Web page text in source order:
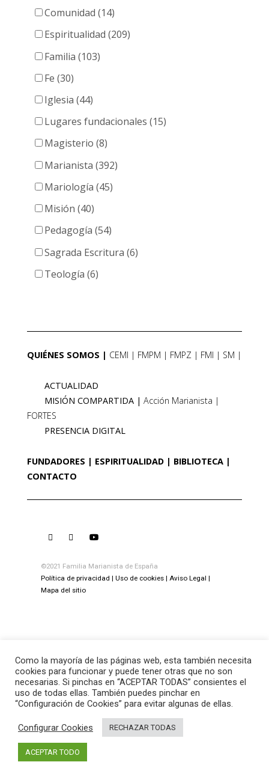
Comunidad (14)
Espiritualidad (209)
Familia (103)
Fe (30)
Iglesia (44)
Lugares fundacionales (15)
Magisterio (8)
Marianista (392)
Mariología (45)
Misión (40)
Pedagogía (54)
Sagrada Escritura (6)
Teología (6)
QUIÉNES SOMOS CEMI FMPM FMPZ FMI SM
ACTUALIDAD
MISIÓN COMPARTIDA
Acción Marianista
FORTES
PRESENCIA DIGITAL
FUNDADORES ESPIRITUALIDAD
BIBLIOTECA
CONTACTO
©2021 Familia Marianista de España
Política de privacidad
Uso de cookies
Aviso Legal
Mapa del sitio
Como la mayoría de las páginas web, esta también necesita
cookies para funcionar y puede tener otras que no son
necesarias. Si pinchas en “ACEPTAR TODAS” consientes el
uso de todas ellas. También puedes pinchar en
“Configuración de Cookies” para evitar algunas de ellas.
Configurar Cookies RECHAZAR TODAS
ACEPTAR TODO